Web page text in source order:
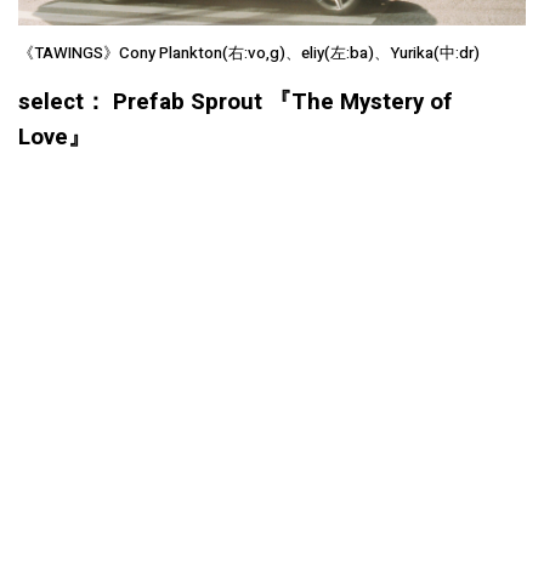
《TAWINGS》Cony Plankton(右:vo,g)、eliy(左:ba)、Yurika(中:dr)
select： Prefab Sprout 『The Mystery of
Love』